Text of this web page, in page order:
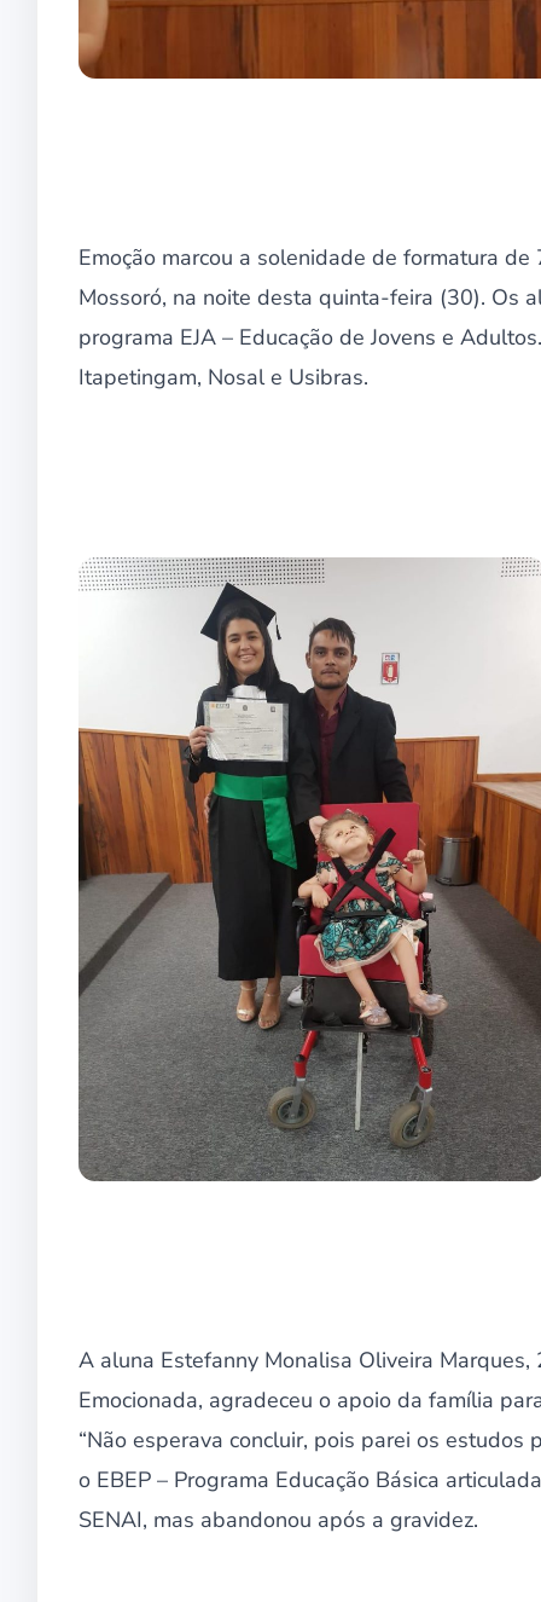
Emoção marcou a solenidade de formatura
Mossoró, na noite desta quinta-feira (30). Os
programa EJA – Educação de Jovens e
Itapetingam, Nosal e Usibras.
A aluna Estefanny Monalisa Oliveira
Emocionada, agradeceu o apoio da família
“Não esperava concluir, pois parei os
o EBEP – Programa Educação Básica
SENAI, mas abandonou após a gravidez.